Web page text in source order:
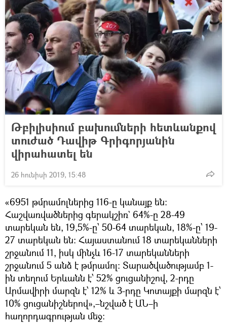
Թբիլիսիում բախումների հետևանքով
տուժած Դավիթ Գրիգորյանին
վիրահատել են
26 հունիսի 2019, 15:48
«6951 թմրամոլներից 116-ը կանայք են։
Հաշվառվածներից գերակշիռ` 64%-ը 28-49
տարեկան են, 19,5%-ը՝ 50-64 տարեկան, 18%-ը՝ 19-
27 տարեկան են։ Հայաստանում 18 տարեկանների
շրջանում 11, իսկ մինչև 16-17 տարեկանների
շրջանում 5 անձ է թմրամոլ։ Տարածվածությամբ 1-
ին տեղում Երևանն է՝ 52% ցուցանիշով, 2-րդը
Արմավիրի մարզն է՝ 12% և 3-րդը Կոտայքի մարզն է՝
10% ցուցանիշներով»,–նշված է ԱՆ–ի
հաղորդագրության մեջ: